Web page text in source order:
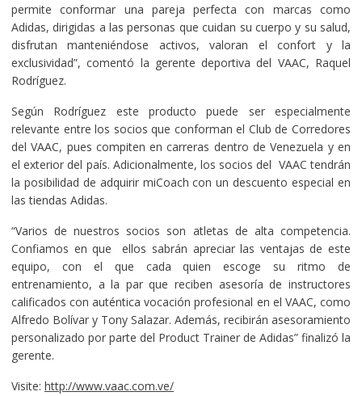
permite conformar una pareja perfecta con marcas como
Adidas, dirigidas a las personas que cuidan su cuerpo y su salud,
disfrutan manteniéndose activos, valoran el confort y la
exclusividad”, comentó la gerente deportiva del VAAC, Raquel
Rodríguez.
Según Rodríguez este producto puede ser especialmente
relevante entre los socios que conforman el Club de Corredores
del VAAC, pues compiten en carreras dentro de Venezuela y en
el exterior del país. Adicionalmente, los socios del VAAC tendrán
la posibilidad de adquirir miCoach con un descuento especial en
las tiendas Adidas.
“Varios de nuestros socios son atletas de alta competencia.
Confiamos en que ellos sabrán apreciar las ventajas de este
equipo, con el que cada quien escoge su ritmo de
entrenamiento, a la par que reciben asesoría de instructores
calificados con auténtica vocación profesional en el VAAC, como
Alfredo Bolívar y Tony Salazar. Además, recibirán asesoramiento
personalizado por parte del Product Trainer de Adidas” finalizó la
gerente.
Visite: http://www.vaac.com.ve/